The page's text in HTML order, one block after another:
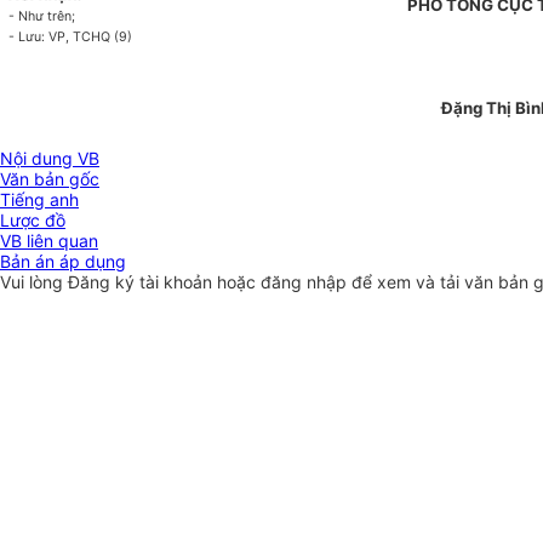
- Như trên;
- Lưu: VP, TCHQ (9)
PHÓ TỔNG CỤC
Đặng Thị
Nội dung VB
Văn bản gốc
Tiếng anh
Lược đồ
VB liên quan
Bản án áp dụng
Vui lòngĐăng ký tài khoản hoặc đăng nhập để xem và tải văn bản